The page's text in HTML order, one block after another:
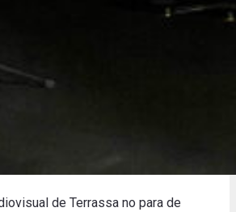
de Terrassa no para de